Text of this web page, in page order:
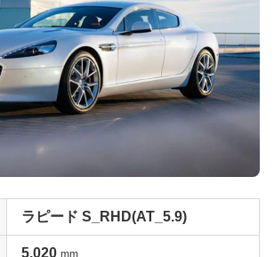
ラピード S_RHD(AT_5.9)
5,020 mm